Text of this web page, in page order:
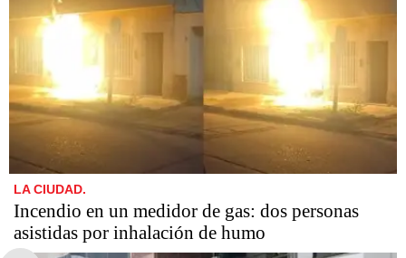
LA CIUDAD.
Incendio en un medidor de gas: dos personas
asistidas por inhalación de humo